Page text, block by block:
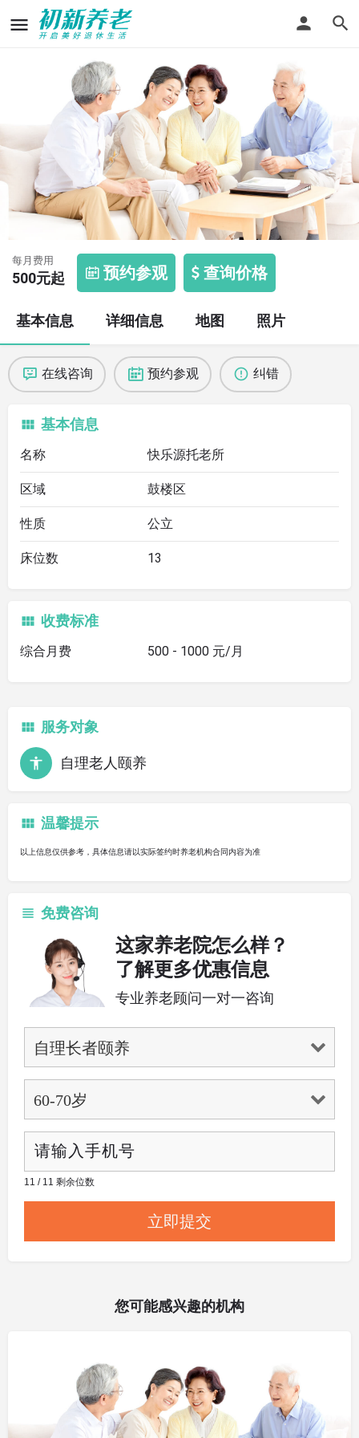
快乐源托老所
每月费用
500元起 预约参观 查询价格
基本信息 详细信息 地图 照片
在线咨询 预约参观 纠错
基本信息
名称 快乐源托老所
区域 鼓楼区
性质 公立
床位数 13
收费标准
综合月费 500 - 1000 元/月
服务对象
自理老人颐养
温馨提示
以上信息仅供参考，具体信息请以实际签约时养老机构合同内容为准
免费咨询
这家养老院怎么样？
了解更多优惠信息
专业养老顾问一对一咨询
11 / 11 剩余位数
您可能感兴趣的机构